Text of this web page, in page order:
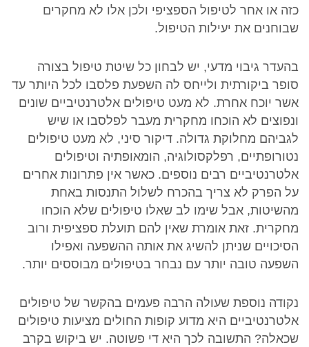
כזה או אחר לטיפול הספציפי ולכן אלו לא מחקרים
שבוחנים את יעילות הטיפול.
בהעדר גיבוי מדעי, יש לבחון כל שיטת טיפול בצורה
סופר ביקורתית ולייחס לה השפעת פלסבו לכל היותר עד
אשר יוכח אחרת. לא מעט טיפולים אלטרנטיביים שונים
ונפוצים לא הוכחו מחקרית מעבר לפלסבו או שיש
לגביהם מחלוקת גדולה. דיקור סיני, לא מעט טיפולים
נטורופתיים, רפלקסולוגיה, הומאופתיה וטיפולים
אלטרנטיביים רבים נוספים. כאשר אין פתרונות אחרים
על הפרק לא צריך בהכרח לשלול התנסות באחת
מהשיטות, אבל שימו לב שאלו טיפולים שלא הוכחו
מחקרית. זאת אומרת שאין להם תועלת ספציפית ורוב
הסיכויים שניתן להשיג את אותה ההשפעה ואפילו
השפעה טובה יותר עם נבחר בטיפולים מבוססים יותר.
נקודה נוספת שעולה הרבה פעמים בהקשר של טיפולים
אלטרנטיביים היא מדוע קופות החולים מציעות טיפולים
שכאלה? התשובה לכך היא די פשוטה. יש ביקוש בקרב